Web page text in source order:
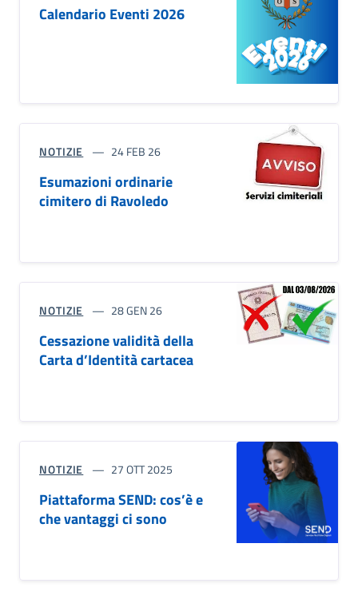
Calendario Eventi 2026
NOTIZIE 24 FEB 26
Esumazioni ordinarie
cimitero di Ravoledo
NOTIZIE 28 GEN 26
Cessazione validità della
Carta d’Identità cartacea
NOTIZIE 27 OTT 2025
Piattaforma SEND: cos’è e
che vantaggi ci sono